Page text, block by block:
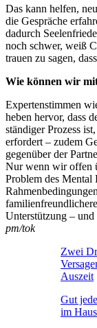
Das kann helfen,
die Gespräche
dadurch
noch schwer, weiß
trauen zu sagen,
Wie können wir
Expertenstimmen
heben hervor, dass
ständiger Prozess
erfordert – zudem
gegenüber der
Nur wenn wir offen
Problem des Mental
Unterstützung –
pm/tok
Zwei
Auszeit
Gut
im